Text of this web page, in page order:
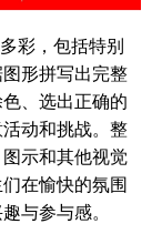
彩，包括特别
形拼写出完整
、选出正确的
动和挑战。整
示和其他视觉
在愉快的氛围
与参与感。